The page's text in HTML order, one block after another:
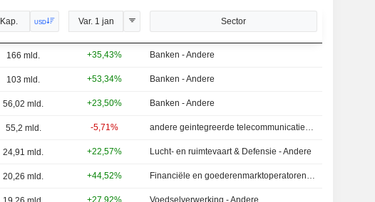
Kap. USD Var. 1 jan Sector
166 mld. +35,43% Banken - Andere
103 mld. +53,34% Banken - Andere
56,02 mld. +23,50% Banken - Andere
55,2 mld. -5,71% andere geintegreerde telecommunicatiediensten
24,91 mld. +22,57% Lucht- en ruimtevaart & Defensie - Andere
20,26 mld. +44,52% Financiële en goederenmarktoperatoren - Andere
+27,92% Voedselverwerking - Andere